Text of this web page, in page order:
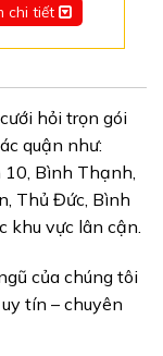
chi tiết
hỏi trọn gói
quận như:
10, Bình Thạnh,
Thủ Đức, Bình
khu vực lân cận.
của chúng tôi
tín – chuyên